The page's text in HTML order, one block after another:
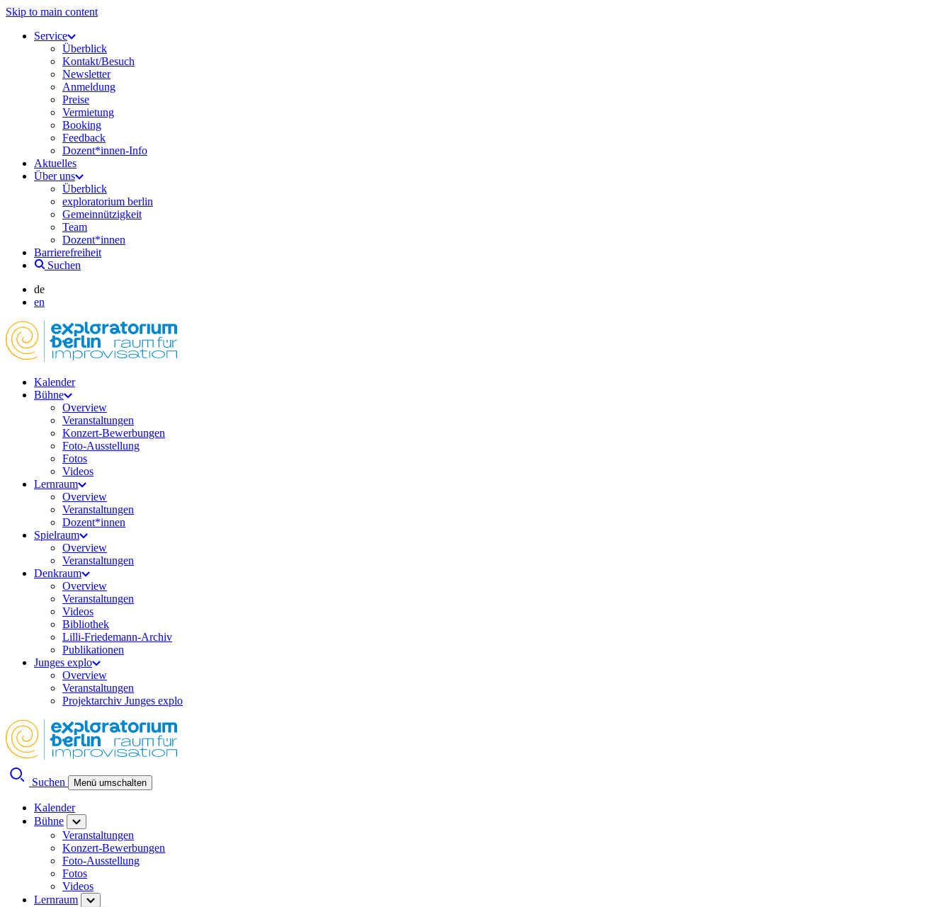
Skip to main content
Service
Überblick
Kontakt/Besuch
Newsletter
Anmeldung
Preise
Vermietung
Booking
Feedback
Dozent*innen-Info
Aktuelles
Über uns
Überblick
exploratorium berlin
Gemeinnützigkeit
Team
Dozent*innen
Barrierefreiheit
Suchen
de
en
Kalender
Bühne
Overview
Veranstaltungen
Konzert-Bewerbungen
Foto-Ausstellung
Fotos
Videos
Lernraum
Overview
Veranstaltungen
Dozent*innen
Spielraum
Overview
Veranstaltungen
Denkraum
Overview
Veranstaltungen
Videos
Bibliothek
Lilli-Friedemann-Archiv
Publikationen
Junges explo
Overview
Veranstaltungen
Projektarchiv Junges explo
Suchen Menü umschalten
Kalender
Bühne
Veranstaltungen
Konzert-Bewerbungen
Foto-Ausstellung
Fotos
Videos
Lernraum